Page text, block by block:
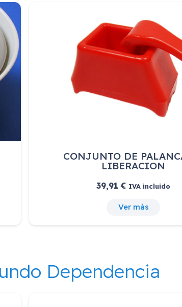
CONJUNTO DE
LIBERACION
39,91€ IVA incluido
Ver más
Dependencia